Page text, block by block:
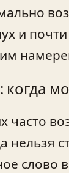
и
когда
нельзя
слово